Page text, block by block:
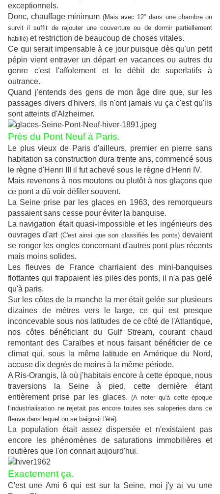
exceptionnels.
Donc, chauffage minimum (Mais avec 12° dans une chambre on
survit il suffit de rajouter une couverture ou de dormir partiellement
habillé) et restriction de beaucoup de choses vitales.
Ce qui serait impensable à ce jour puisque dès qu'un petit
pépin vient entraver un départ en vacances ou autres du
genre c'est l'affolement et le débit de superlatifs à
outrance.
Quand j'entends des gens de mon âge dire que, sur les
passages divers d'hivers, ils n'ont jamais vu ça c'est qu'ils
sont atteints d'Alzheimer.
Près du Pont Neuf à Paris.
Le plus vieux de Paris d'ailleurs, premier en pierre sans
habitation sa construction dura trente ans, commencé sous
le règne d'Henri III il fut achevé sous le règne d'Henri IV.
Mais revenons à nos moutons ou plutôt à nos glaçons que
ce pont a dû voir défiler souvent.
La Seine prise par les glaces en 1963, des remorqueurs
passaient sans cesse pour éviter la banquise.
La navigation était quasi-impossible et les ingénieurs des
ouvrages d'art (C'est ainsi que son classifiés les ponts)devaient
se ronger les ongles concernant d'autres pont plus récents
mais moins solides.
Les fleuves de France charriaient des mini-banquises
flottantes qui frappaient les piles des ponts, il n'a pas gelé
qu'à paris.
Sur les côtes de la manche la mer était gelée sur plusieurs
dizaines de mètres vers le large, ce qui est presque
inconcevable sous nos latitudes de ce côté de l'Atlantique,
nos côtes bénéficiant du Gulf Stream, courant chaud
remontant des Caraïbes et nous faisant bénéficier de ce
climat qui, sous la même latitude en Amérique du Nord,
accuse dix degrés de moins à la même période.
A Ris-Orangis, là où j'habitais encore à cette époque, nous
traversions la Seine à pied, cette dernière étant
entièrement prise par les glaces.(A noter qu'à cette époque
l'industrialisation ne rejetait pas encore toutes ses saloperies dans ce
fleuve dans lequel on se baignait l'été)
La population était assez dispersée et n'existaient pas
encore les phénomènes de saturations immobilières et
routières que l'on connait aujourd'hui.
Exactement ça.
C'est une Ami 6 qui est sur la Seine, moi j'y ai vu une